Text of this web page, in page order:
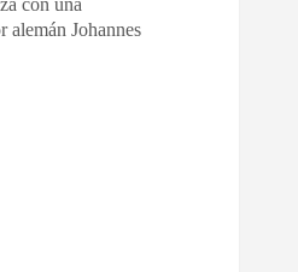
con una
alemán Johannes